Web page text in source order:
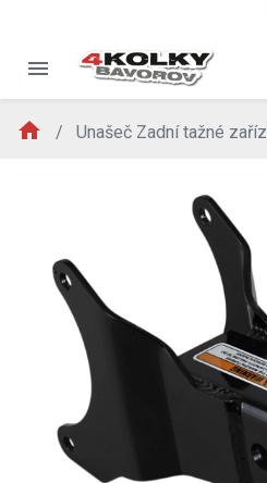
menu
home Unašeč Zadní tažné